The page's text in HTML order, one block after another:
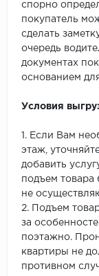
спорно
покупатель
сделать
очередь
документах
основанием
Условия
1. Если Вам
этаж,
добавить
подъем товара
не
2. Подъем
за
поэтажно.
квартиры не
противном